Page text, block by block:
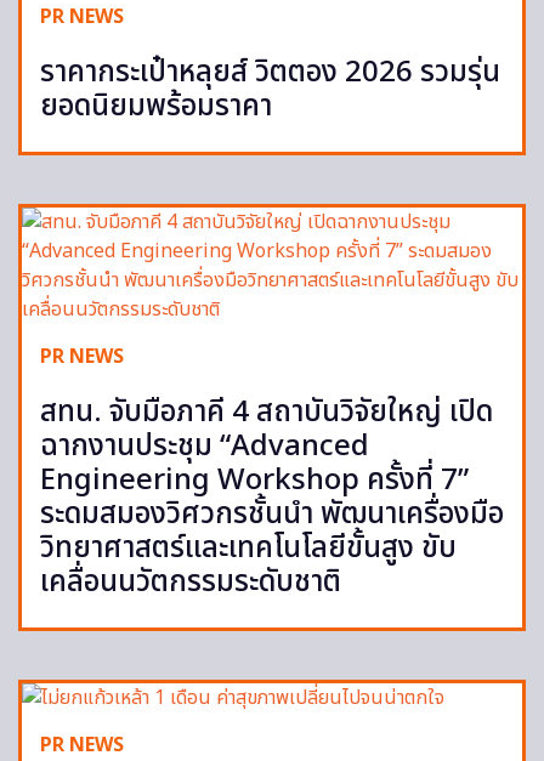
PR NEWS
ราคากระเป๋าหลุยส์ วิตตอง 2026 รวมรุ่น
ยอดนิยมพร้อมราคา
PR NEWS
สทน. จับมือภาคี 4 สถาบันวิจัยใหญ่ เปิด
ฉากงานประชุม “Advanced
Engineering Workshop ครั้งที่ 7”
ระดมสมองวิศวกรชั้นนำ พัฒนาเครื่องมือ
วิทยาศาสตร์และเทคโนโลยีขั้นสูง ขับ
เคลื่อนนวัตกรรมระดับชาติ
PR NEWS